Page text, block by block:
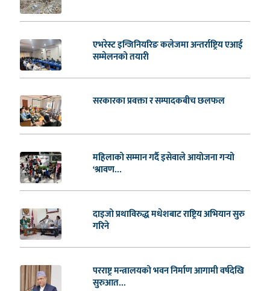
एभरेस्ट इन्जिनियरिङ कलेजमा अन्तर्राष्ट्रिय एआई
सम्मेलनको तयारी
सरकारका प्रवक्ता र सम्पादकबीच छलफल
महिलाको सम्मान गर्दै इसेवाले आयोजना गर्‍यो
‘श्रावण...
दाइजो प्रथाविरुद्ध मधेशबाट राष्ट्रिय अभियान सुरु
गरिने
परराष्ट्र मन्त्रालयको भवन निर्माण आगामी वर्षदेखि
सुरुआत...